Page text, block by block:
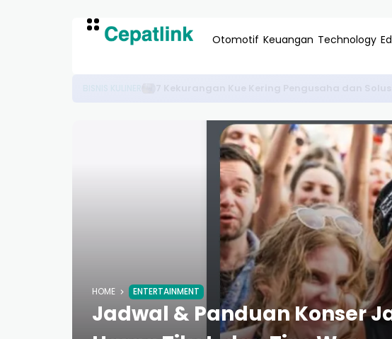
Otomotif Keuangan Technology
HOME ENTERTAINMENT
Jadwal & Panduan Konser